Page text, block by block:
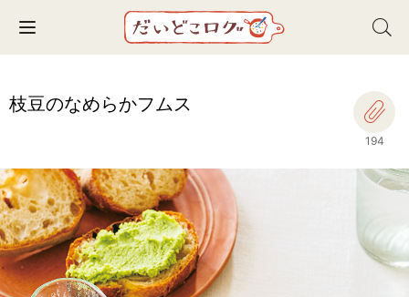
Toggle navigation
枝豆のなめらかフムス
194